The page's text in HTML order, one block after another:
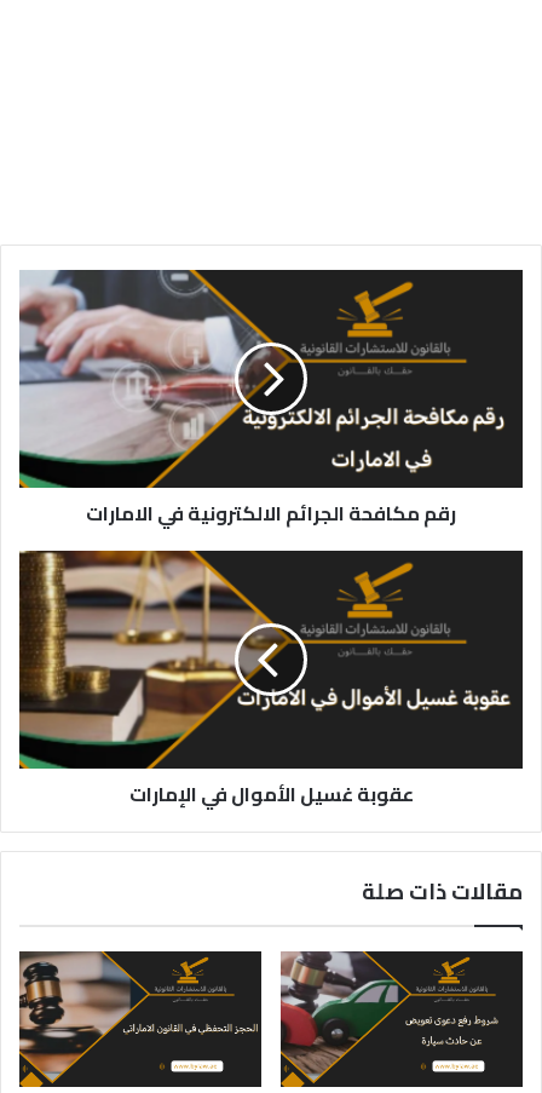
الالكترونية
الامارات
رقم مكافحة الجرائم الالكترونية في الامارات
عقوبة غسيل الأموال في الإمارات
مقالات ذات صلة